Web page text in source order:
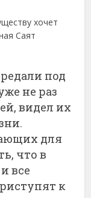
хочет
Саят
под
не раз
видел их
для
что в
все
к